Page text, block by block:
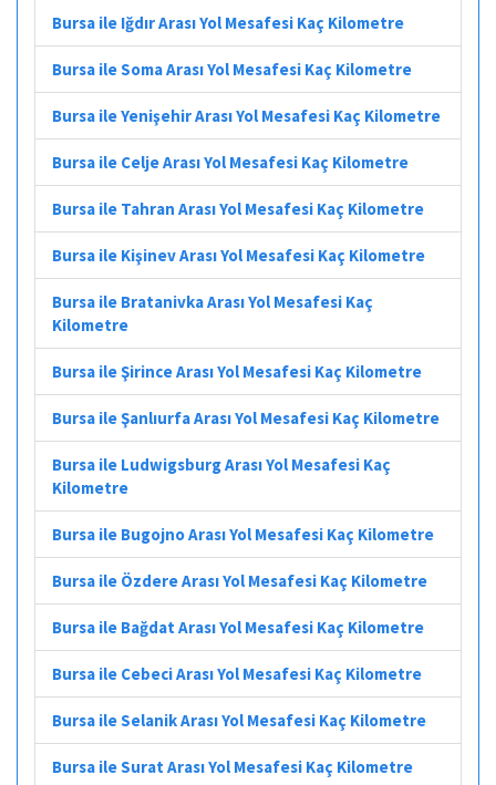
Bursa ile Iğdır Arası Yol Mesafesi Kaç Kilometre
Bursa ile Soma Arası Yol Mesafesi Kaç Kilometre
Bursa ile Yenişehir Arası Yol Mesafesi Kaç Kilometre
Bursa ile Celje Arası Yol Mesafesi Kaç Kilometre
Bursa ile Tahran Arası Yol Mesafesi Kaç Kilometre
Bursa ile Kişinev Arası Yol Mesafesi Kaç Kilometre
Bursa ile Bratanivka Arası Yol Mesafesi Kaç
Kilometre
Bursa ile Şirince Arası Yol Mesafesi Kaç Kilometre
Bursa ile Şanlıurfa Arası Yol Mesafesi Kaç Kilometre
Bursa ile Ludwigsburg Arası Yol Mesafesi Kaç
Kilometre
Bursa ile Bugojno Arası Yol Mesafesi Kaç Kilometre
Bursa ile Özdere Arası Yol Mesafesi Kaç Kilometre
Bursa ile Bağdat Arası Yol Mesafesi Kaç Kilometre
Bursa ile Cebeci Arası Yol Mesafesi Kaç Kilometre
Bursa ile Selanik Arası Yol Mesafesi Kaç Kilometre
Bursa ile Surat Arası Yol Mesafesi Kaç Kilometre